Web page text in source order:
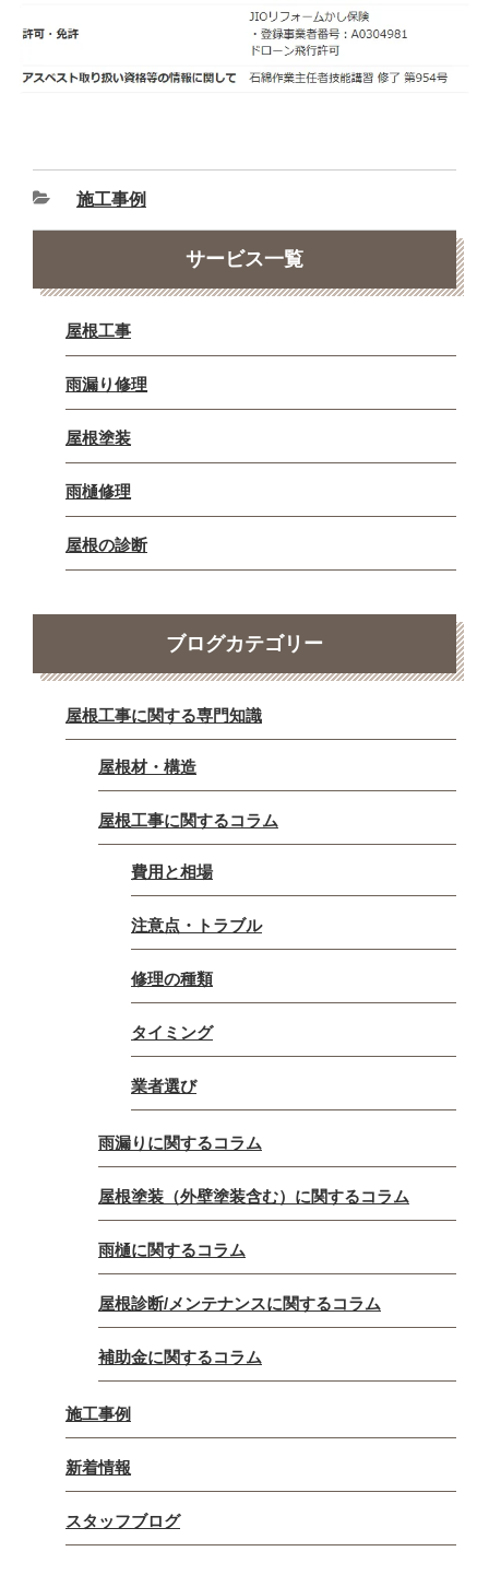
施工事例
サービス一覧
屋根工事
雨漏り修理
屋根塗装
雨樋修理
屋根の診断
ブログカテゴリー
屋根工事に関する専門知識
屋根材・構造
屋根工事に関するコラム
費用と相場
注意点・トラブル
修理の種類
タイミング
業者選び
雨漏りに関するコラム
屋根塗装（外壁塗装含む）に関するコラム
雨樋に関するコラム
屋根診断/メンテナンスに関するコラム
補助金に関するコラム
施工事例
新着情報
スタッフブログ